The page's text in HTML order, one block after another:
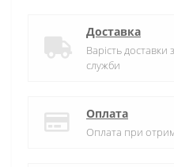
Доставка
Варість доставки
служби
Оплата
Оплата при